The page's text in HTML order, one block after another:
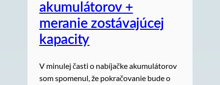
akumulátorov +
meranie zostávajúcej
kapacity
V minulej časti o nabíjačke akumulátorov
som spomenul, že pokračovanie bude o